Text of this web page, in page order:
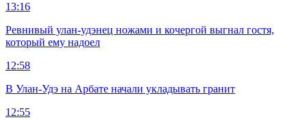
13:16
Ревнивый улан-удэнец ножами и кочергой выгнал гостя,
который ему надоел
12:58
В Улан-Удэ на Арбате начали укладывать гранит
12:55